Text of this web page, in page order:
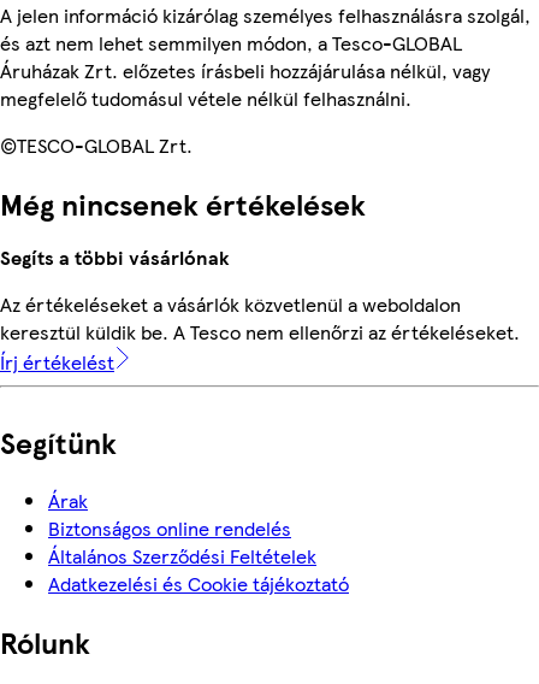
A jelen információ kizárólag személyes felhasználásra szolgál,
és azt nem lehet semmilyen módon, a Tesco-GLOBAL
Áruházak Zrt. előzetes írásbeli hozzájárulása nélkül, vagy
megfelelő tudomásul vétele nélkül felhasználni.
©TESCO-GLOBAL Zrt.
Még nincsenek értékelések
Segíts a többi vásárlónak
Az értékeléseket a vásárlók közvetlenül a weboldalon
keresztül küldik be. A Tesco nem ellenőrzi az értékeléseket.
Írj értékelést
Segítünk
Árak
Biztonságos online rendelés
Általános Szerződési Feltételek
Adatkezelési és Cookie tájékoztató
Rólunk